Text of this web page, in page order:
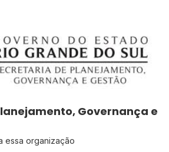
Governança e
essa organização